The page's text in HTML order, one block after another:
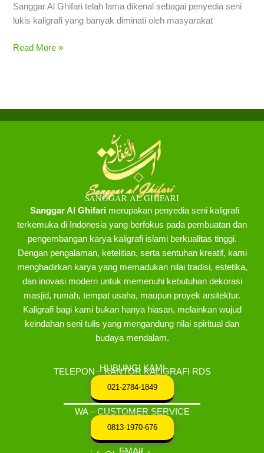
Sanggar Al Ghifari telah lama dikenal sebagai penyedia seni
lukis kaligrafi yang banyak diminati oleh masyarakat
Read More »
SANGGAR AL GHIFARI
Sanggar Al Ghifarimerupakan penyedia seni kaligrafi
terkemuka di Indonesia yang berfokus pada pembuatan dan
pengembangan karya kaligrafi islami berkualitas tinggi.
Dengan pengalaman, ketelitian, serta sentuhan kreatif, kami
menghadirkan karya yang memadukan nilai tradisi, estetika,
dan inovasi modern untuk memenuhi kebutuhan dekorasi
masjid, rumah, tempat usaha, maupun proyek arsitektur.
Kaligrafi bagi kami bukan hanya hiasan, melainkan wujud
keindahan seni tulis yang mengandung nilai spiritual dan
budaya mendalam.
HUBUNGI KAMI
TELEPON – KANTOR KALIGRAFI RDS
021-2784-1849
WA – CUSTOMER SERVICE
0813-1970-676